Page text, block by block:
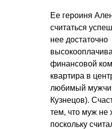
Ее героиня
считаться
нее достаточно
финансовой
квартира в
любимый
Кузнецов).
тем, что муж не
поскольку